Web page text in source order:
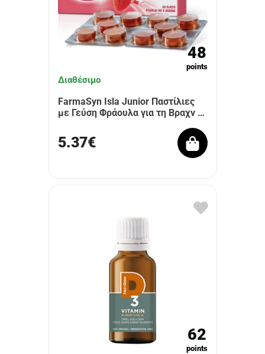
48
points
Διαθέσιμο
FarmaSyn Isla Junior Παστίλιες
με Γεύση Φράουλα για τη Βραχν …
5.37€
62
points